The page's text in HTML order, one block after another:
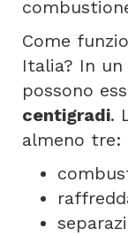
Come
Italia? In
possono
centigradi.
almeno tre: